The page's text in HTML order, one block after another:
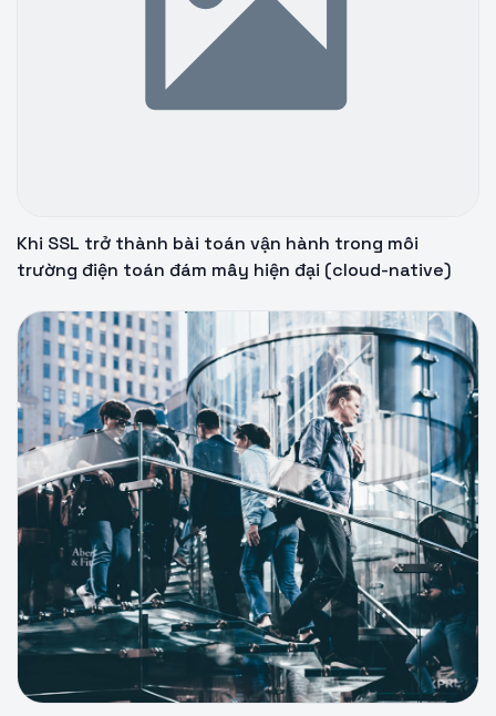
Khi SSL trở thành bài toán vận hành trong môi
trường điện toán đám mây hiện đại (cloud-native)